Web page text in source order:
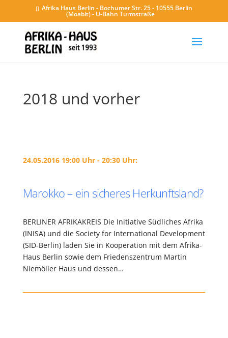
Afrika Haus Berlin - Bochumer Str. 25 - 10555 Berlin
(Moabit) - U-Bahn Turmstraße
2018 und vorher
24.05.2016 19:00 Uhr - 20:30 Uhr:
Marokko – ein sicheres Herkunftsland?
BERLINER AFRIKAKREIS Die Initiative Südliches Afrika
(INISA) und die Society for International Development
(SID-Berlin) laden Sie in Kooperation mit dem Afrika-
Haus Berlin sowie dem Friedenszentrum Martin
Niemöller Haus und dessen…